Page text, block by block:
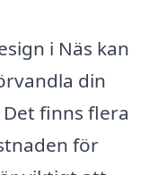
i Näs kan
din
finns flera
för